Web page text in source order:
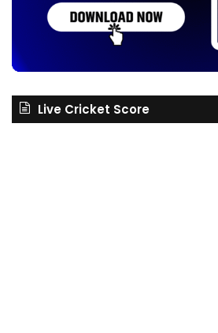
Live Cricket Score